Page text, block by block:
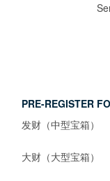
PRE-REGISTER
发财（中型宝箱）
大财（大型宝箱）